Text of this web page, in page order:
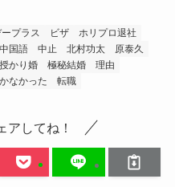
プラス ビザ
ホリプロ退社
中国語 中止 北村功太
原泰久
授かり婚 極秘結婚
理由
なかった 転職
アしてね！